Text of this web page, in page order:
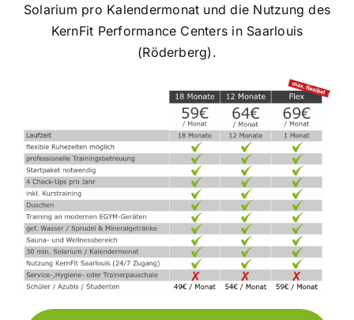
Solarium pro Kalendermonat und die Nutzung des
KernFit Performance Centers in Saarlouis
(Röderberg).